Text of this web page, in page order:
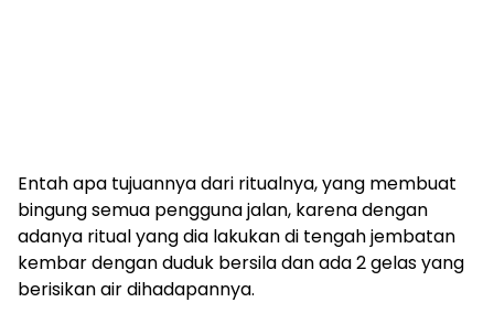
Entah apa tujuannya dari ritualnya, yang membuat
bingung semua pengguna jalan, karena dengan
adanya ritual yang dia lakukan di tengah jembatan
kembar dengan duduk bersila dan ada 2 gelas yang
berisikan air dihadapannya.